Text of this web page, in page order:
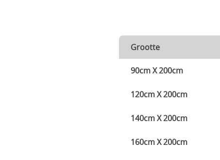
Grootte
90cm X 200cm
120cm X 200cm
140cm X 200cm
160cm X 200cm